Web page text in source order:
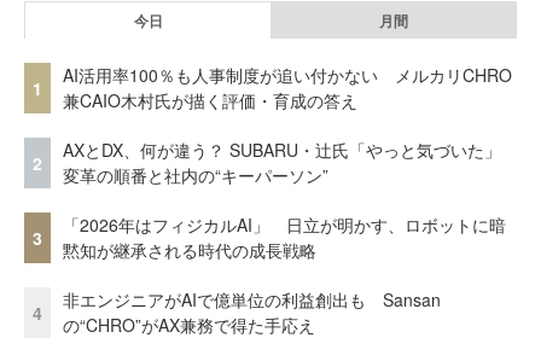
今日 月間
1
AI活用率100％も人事制度が追い付かない メルカリCHRO
兼CAIO木村氏が描く評価・育成の答え
2
AXとDX、何が違う？ SUBARU・辻氏「やっと気づいた」
変革の順番と社内の“キーパーソン”
3
「2026年はフィジカルAI」 日立が明かす、ロボットに暗
黙知が継承される時代の成長戦略
4
非エンジニアがAIで億単位の利益創出も Sansan
の“CHRO”がAX兼務で得た手応え